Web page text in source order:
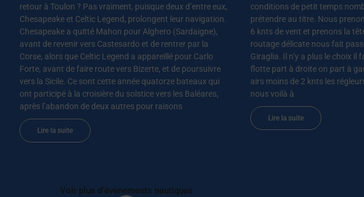
retour à Toulon ? Pas vraiment, puisque deux d’entre eux,
Chesapeake et Celtic Legend, prolongent leur navigation.
Chesapeake a quitté Mahon pour Alghero (Sardaigne),
avant de revenir vers Castesardo et de rentrer par la
Corse, alors que Celtic Legend a appareillé pour Carlo
Forte, avant de faire route vers Bizerte, et de poursuivre
vers la Sicile. Ce sont cette année quatorze bateaux qui
ont participé à la croisière du solstice vers les Baléares,
après l’abandon de deux autres pour raisons
Lire la suite
conditions de petit temps
prétendre au titre. Nous
6 knts de vent et prenons la
routage délicate nous fait
Giraglia. Il n’y a plus le choix il
flotte part à droite on part à
airs moins de 2 knts les
nous voilà à
Lire la suite
Voir plus d'évènements nautiques